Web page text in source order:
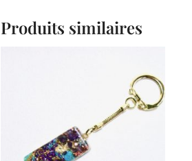
Produits similaires